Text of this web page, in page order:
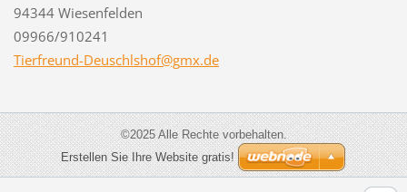
94344 Wiesenfelden
09966/910241
Tierfreund-Deuschlshof@gmx.de
©2025 Alle Rechte vorbehalten.
Erstellen Sie Ihre Website gratis!